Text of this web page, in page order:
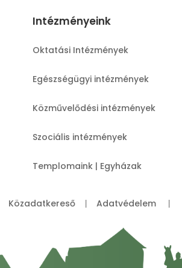
Intézményeink
Oktatási Intézmények
Egészségügyi intézmények
Közművelődési intézmények
Szociális intézmények
Templomaink | Egyházak
Közadatkereső Adatvédelem